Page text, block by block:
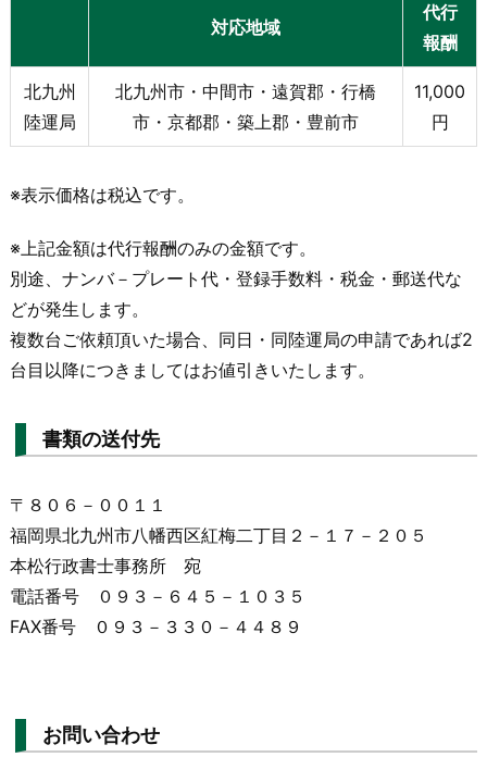
対応地域
代行
報酬
北九州
陸運局
北九州市・中間市・遠賀郡・行橋
市・京都郡・築上郡・豊前市
11,000
円
※表示価格は税込です。
※上記金額は代行報酬のみの金額です。
別途、ナンバ－プレート代・登録手数料・税金・郵送代な
どが発生します。
複数台ご依頼頂いた場合、同日・同陸運局の申請であれば2
台目以降につきましてはお値引きいたします。
書類の送付先
〒８０６－００１１
福岡県北九州市八幡西区紅梅二丁目２－１７－２０５
本松行政書士事務所 宛
電話番号 ０９３－６４５－１０３５
FAX番号 ０９３－３３０－４４８９
お問い合わせ